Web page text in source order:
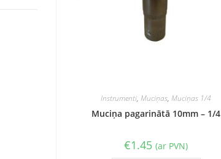
Instrumenti,Muciņas,Muciņas 1/4
Muciņa pagarinātā 10mm – 1/4
€1.45 (ar PVN)